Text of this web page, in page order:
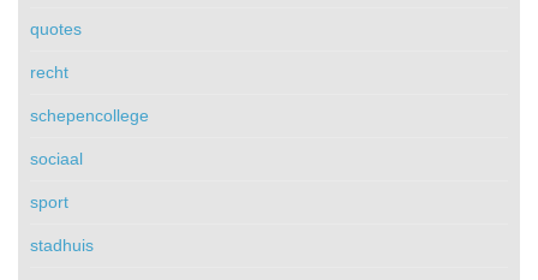
quotes
recht
schepencollege
sociaal
sport
stadhuis